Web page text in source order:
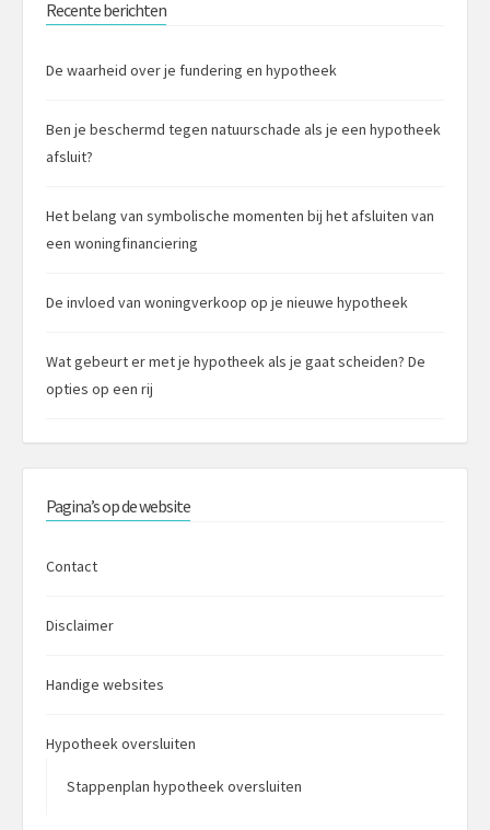
Recente berichten
De waarheid over je fundering en hypotheek
Ben je beschermd tegen natuurschade als je een hypotheek
afsluit?
Het belang van symbolische momenten bij het afsluiten van
een woningfinanciering
De invloed van woningverkoop op je nieuwe hypotheek
Wat gebeurt er met je hypotheek als je gaat scheiden? De
opties op een rij
Pagina’s op de website
Contact
Disclaimer
Handige websites
Hypotheek oversluiten
Stappenplan hypotheek oversluiten